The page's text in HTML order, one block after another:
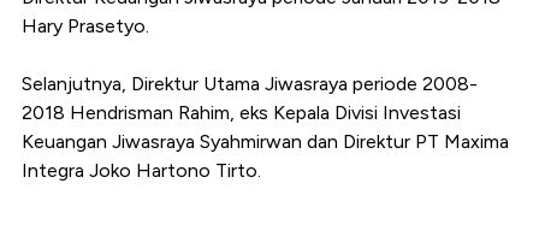
Hary Prasetyo.
Selanjutnya, Direktur Utama Jiwasraya periode 2008-
2018 Hendrisman Rahim, eks Kepala Divisi Investasi
Keuangan Jiwasraya Syahmirwan dan Direktur PT Maxima
Integra Joko Hartono Tirto.